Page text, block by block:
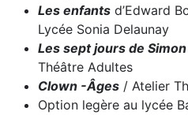
Les enfants d’Edward
Lycée Sonia Delaunay
Les sept jours de
Théâtre Adultes
Clown -Âges / Atelier
Option legère au lycée